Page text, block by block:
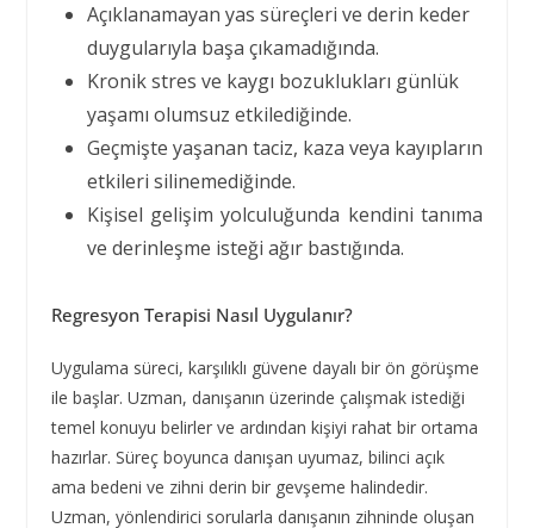
Açıklanamayan yas süreçleri ve derin keder
duygularıyla başa çıkamadığında.
Kronik stres ve kaygı bozuklukları günlük
yaşamı olumsuz etkilediğinde.
Geçmişte yaşanan taciz, kaza veya kayıpların
etkileri silinemediğinde.
Kişisel gelişim yolculuğunda kendini tanıma
ve derinleşme isteği ağır bastığında.
Regresyon Terapisi Nasıl Uygulanır?
Uygulama süreci, karşılıklı güvene dayalı bir ön görüşme
ile başlar. Uzman, danışanın üzerinde çalışmak istediği
temel konuyu belirler ve ardından kişiyi rahat bir ortama
hazırlar. Süreç boyunca danışan uyumaz, bilinci açık
ama bedeni ve zihni derin bir gevşeme halindedir.
Uzman, yönlendirici sorularla danışanın zihninde oluşan